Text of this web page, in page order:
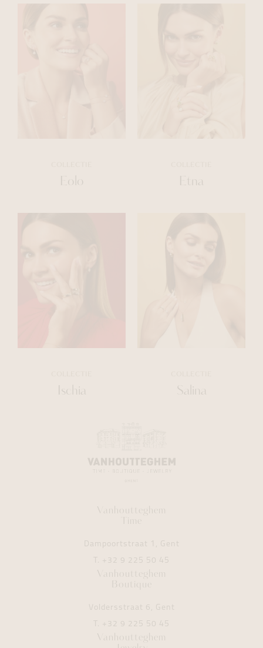
Eolo Etna
Ischia Salina
Vanhoutteghem
Time
Dampoortstraat 1, Gent
T. +32 9 225 50 45
Vanhoutteghem
Boutique
Voldersstraat 6, Gent
T. +32 9 225 50 45
Vanhoutteghem